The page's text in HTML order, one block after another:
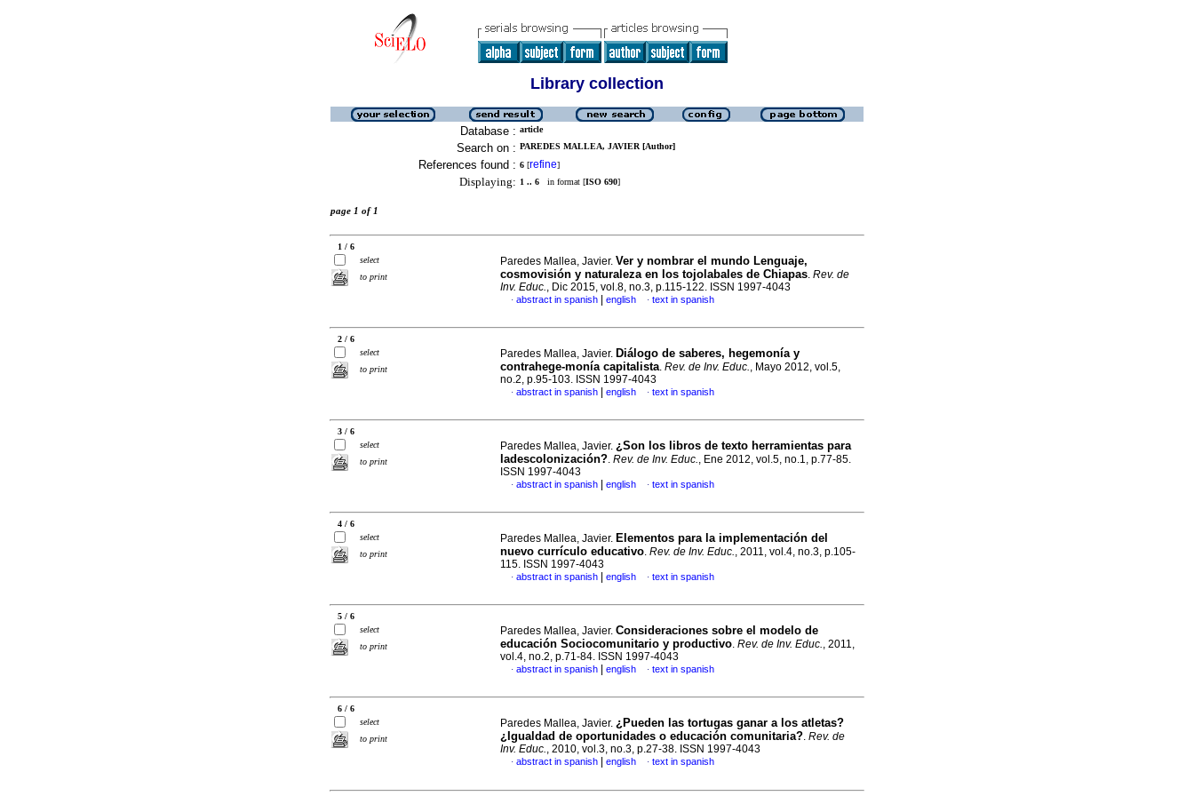
Library collection
Database : article
Search on : PAREDES MALLEA, JAVIER [Author]
References found : 6 [refine]
Displaying: 1 .. 6 in format [ISO 690]
page 1 of 1
1 / 6
select
to print
Paredes Mallea, Javier. Ver y nombrar el mundo Lenguaje,
cosmovisión y naturaleza en los tojolabales de Chiapas. Rev. de
Inv. Educ., Dic 2015, vol.8, no.3, p.115-122. ISSN 1997-4043
· abstract in spanish english · text in spanish
2 / 6
select
to print
Paredes Mallea, Javier. Diálogo de saberes, hegemonía y
contrahege-monía capitalista. Rev. de Inv. Educ., Mayo 2012, vol.5,
no.2, p.95-103. ISSN 1997-4043
· abstract in spanish english · text in spanish
3 / 6
select
to print
Paredes Mallea, Javier. ¿Son los libros de texto herramientas para
ladescolonización?. Rev. de Inv. Educ., Ene 2012, vol.5, no.1, p.77-85.
ISSN 1997-4043
· abstract in spanish english · text in spanish
4 / 6
select
to print
Paredes Mallea, Javier. Elementos para la implementación del
nuevo currículo educativo. Rev. de Inv. Educ., 2011, vol.4, no.3, p.105-
115. ISSN 1997-4043
· abstract in spanish english · text in spanish
5 / 6
select
to print
Paredes Mallea, Javier. Consideraciones sobre el modelo de
educación Sociocomunitario y productivo. Rev. de Inv. Educ., 2011,
vol.4, no.2, p.71-84. ISSN 1997-4043
· abstract in spanish english · text in spanish
6 / 6
select
to print
Paredes Mallea, Javier. ¿Pueden las tortugas ganar a los atletas?
¿Igualdad de oportunidades o educación comunitaria?. Rev. de
Inv. Educ., 2010, vol.3, no.3, p.27-38. ISSN 1997-4043
· abstract in spanish english · text in spanish